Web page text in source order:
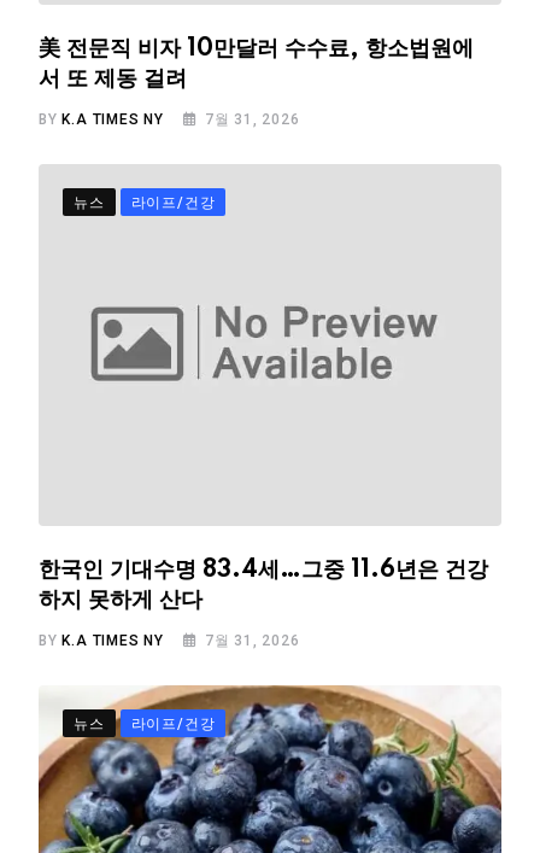
美 전문직 비자 10만달러 수수료, 항소법원에
서 또 제동 걸려
BY K.A TIMES NY 7월 31, 2026
뉴스 라이프/건강
한국인 기대수명 83.4세…그중 11.6년은 건강
하지 못하게 산다
BY K.A TIMES NY 7월 31, 2026
뉴스 라이프/건강